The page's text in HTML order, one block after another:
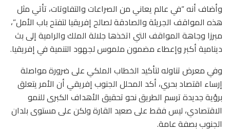
وأضاف أنه “في عالم يعاني من الصراعات والتفاوتات، تأتي مثل
هذه المواقف الجريئة والصادقة لصالح إفريقيا لتفتح باب الأمل”،
مبرزا وجاهة المواقف التي اتخذها جلالة الملك والرامية إلى بث
دينامية أكبر وإعطاء مضمون ملموس لجهود التنمية في إفريقيا.
وفي معرض تناوله لتأكيد الخطاب الملكي على ضرورة مواصلة
إرساء اقتصاد بحري، أكد المحلل الجنوب إفريقي أن الأمر يتعلق
برؤية جديدة ترسم الطريق نحو تحقيق الأهداف الكبرى للنمو
الاقتصادي، ليس فقط على صعيد القارة ولكن على مستوى بلدان
الجنوب بصفة عامة.